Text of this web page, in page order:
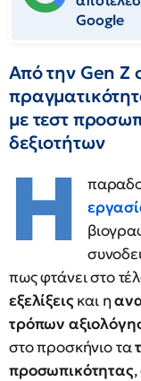
Google
Από την Gen Z
με τεστ
δεξιοτήτων
Η
πως φτάνει στο
εξελίξειςκαι η
τρόπων
στο προσκήνιο τα
προσωπικότητας,